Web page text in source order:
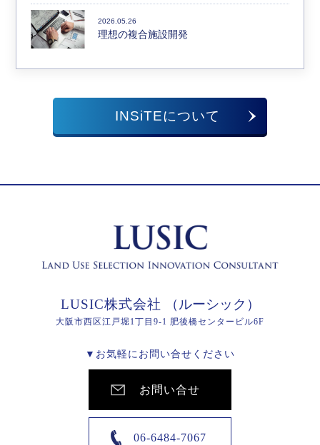
2026.05.26
理想の複合施設開発
INSiTEについて
LUSIC株式会社 （ルーシック）
大阪市西区江戸堀1丁目9-1 肥後橋センタービル6F
▼お気軽にお問い合せください
お問い合せ
06-6484-7067